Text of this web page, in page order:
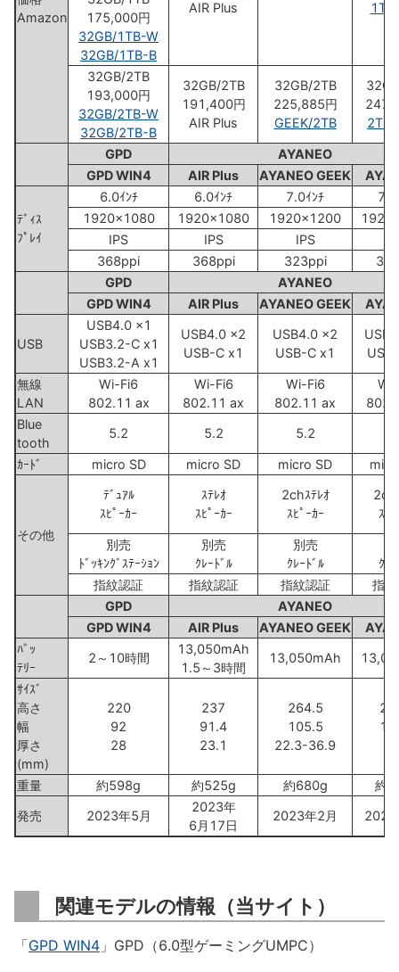
Amazon
175,000円
32GB/1TB-W
32GB/1TB-B
AIR Plus
32GB/2TB
193,000円
32GB/2TB-W
32GB/2TB-B
32GB/2TB
191,400円
AIR Plus
32GB/2TB
225,885円
GEEK/2TB
2TB/
GPD
AYANEO
GPD WIN4
AIR Plus AYANEO GEEK
ﾃﾞｨｽ
ﾌﾟﾚｲ
6.0ｲﾝﾁ 6.0ｲﾝﾁ 7.0ｲﾝﾁ
7.0
1920x1080
1920x1080 1920x1200
IPS
IPS IPS
368ppi
368ppi 323ppi
GPD
AYANEO
GPD WIN4
AIR Plus AYANEO GEEK
USB
USB4.0 x1
USB3.2-C x1
USB3.2-A x1
USB4.0 x2
USB-C x1
USB4.0 x2
USB-C x1
無線
LAN
Wi-Fi6
802.11 ax
Wi-Fi6
802.11 ax
Wi-Fi6
802.11 ax
Blue
tooth
5.2 5.2 5.2
ｶｰﾄﾞ micro SD micro SD micro SD
その他
ﾃﾞｭｱﾙ
ｽﾋﾟｰｶｰ
ｽﾃﾚｵ
ｽﾋﾟｰｶｰ
2chｽﾃﾚｵ
ｽﾋﾟｰｶｰ
2ch
ｽﾋ
別売
ﾄﾞｯｷﾝｸﾞｽﾃｰｼｮﾝ
別売
ｸﾚｰﾄﾞﾙ
別売
ｸﾚｰﾄﾞﾙ
ｸﾚ
指紋認証
指紋認証 指紋認証
指
GPD
AYANEO
GPD WIN4
AIR Plus AYANEO GEEK
ﾊﾞｯ
ﾃﾘｰ
2～10時間
13,050mAh
1.5～3時間
13,050mAh
ｻｲｽﾞ
高さ
幅
厚さ
(mm)
220
92
28
237
91.4
23.1
264.5
105.5
22.3-36.9
重量 約598g 約525g 約680g
約
発売
2023年5月
2023年
6月17日
2023年2月 2023
関連モデルの情報（当サイト）
「GPD WIN4 」GPD（6.0型ゲーミングUMPC）